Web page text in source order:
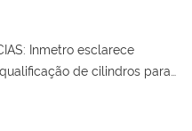
Inmetro esclarece
de cilindros para